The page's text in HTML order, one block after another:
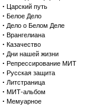
· Царский путь
· Белое Дело
· Дело о Белом Деле
· Врангелиана
· Казачество
· Дни нашей жизни
· Репрессирование МИТ
· Русская защита
· Литстраница
· МИТ-альбом
· Мемуарное